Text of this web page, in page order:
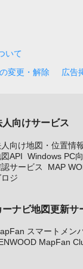
いて
変更・解除
広告
人向けサービス
向け地図・位置情
API Windows PC
サービス
MAP
ジ
ーナビ地図更新サ
スマートメン
MapFan